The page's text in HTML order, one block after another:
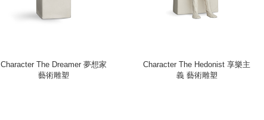
Character The Dreamer 夢想家
藝術雕塑
Character The Hedonist 享樂主
義 藝術雕塑